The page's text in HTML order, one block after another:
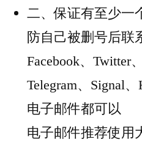
二、保证有至少一
防自己被删号后联
Facebook、Twitter
Telegram、Signal
电子邮件都可以
电子邮件推荐使用